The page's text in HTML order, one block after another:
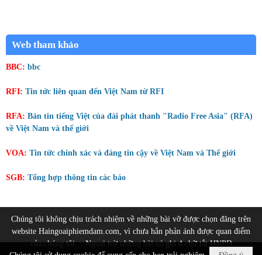
Web tham khảo
BBC: bbc
RFI: Tin tức liên quan đến Việt Nam từ RFI
RFA: Bản tin tiếng Việt của đài phát thanh "Radio Free Asia" (RFA)
về Việt Nam và thế giới
VOA: Tin tức chính xác và đáng tin cậy về Việt Nam và Thế giới
SGB: Tổng hợp thông tin các báo
Chúng tôi không chịu trách nhiệm về những bài vỡ được chọn đăng trên
website Haingoaiphiemdam.com, vì chưa hẳn phản ánh được quan điểm
của chúng tôi… Ngoại trừ những bài có ghi 4 chữ tắt HNPD